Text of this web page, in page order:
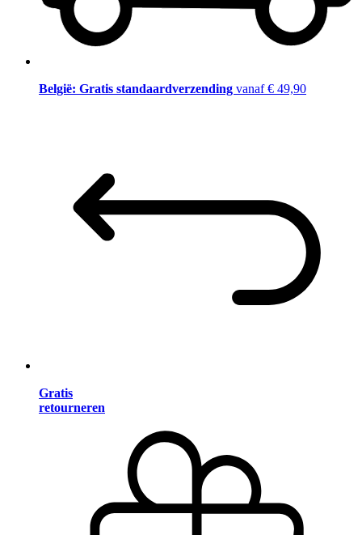
België: Gratis standaardverzending vanaf € 49,90
Gratis
retourneren